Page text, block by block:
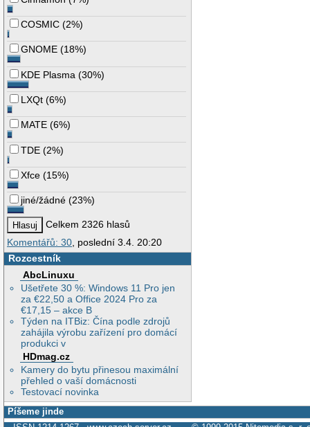
COSMIC (2%)
GNOME (18%)
KDE Plasma (30%)
LXQt (6%)
MATE (6%)
TDE (2%)
Xfce (15%)
jiné/žádné (23%)
Celkem 2326 hlasů
Komentářů: 30 , poslední 3.4. 20:20
Rozcestník
AbcLinuxu
Ušetřete 30 %: Windows 11 Pro jen
za €22,50 a Office 2024 Pro za
€17,15 – akce B
Týden na ITBiz: Čína podle zdrojů
zahájila výrobu zařízení pro domácí
produkci v
HDmag.cz
Kamery do bytu přinesou maximální
přehled o vaší domácnosti
Testovací novinka
Píšeme jinde